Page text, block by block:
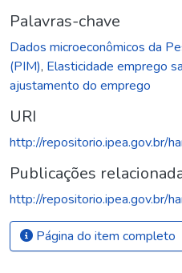
Palavras-chave
Dados microeconômicos da
(PIM), Elasticidade emprego
ajustamento do emprego
URI
http://repositorio.ipea.gov.br/
Publicações
http://repositorio.ipea.gov.br/
Página do item completo